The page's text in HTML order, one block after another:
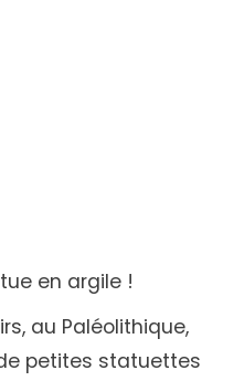
en argile !
au Paléolithique,
petites statuettes